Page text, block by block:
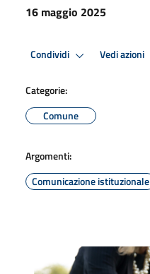
16 maggio 2025
Condividi Vedi azioni
Categorie:
Comune
Argomenti:
Comunicazione istituzionale